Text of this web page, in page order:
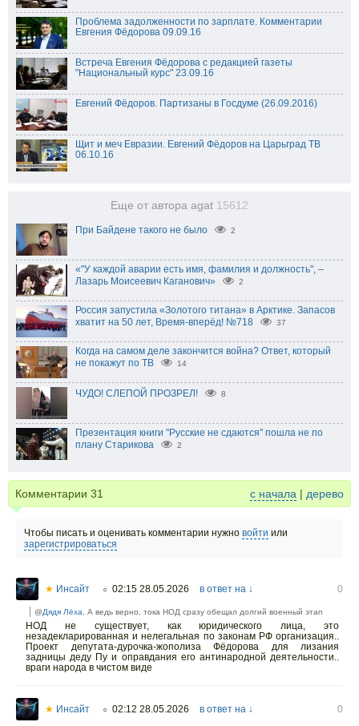
Проблема задолженности по зарплате. Комментарии
Евгения Фёдорова 09.09.16
Встреча Евгения Фёдорова с редакцией газеты
"Национальный курс" 23.09.16
Евгений Фёдоров. Партизаны в Госдуме (26.09.2016)
Щит и меч Евразии. Евгений Фёдоров на Царьград ТВ
06.10.16
Еще от автора agat 15612
При Байдене такого не было 2
«"У каждой аварии есть имя, фамилия и должность", –
Лазарь Моисеевич Каганович»
2
Россия запустила «Золотого титана» в Арктике. Запасов
хватит на 50 лет, Время-вперёд! №718
37
Когда на самом деле закончится война? Ответ, который
не покажут по ТВ
14
ЧУДО! СЛЕПОЙ ПРОЗРЕЛ! 8
Презентация книги "Русские не сдаются" пошла не по
плану Старикова
2
Комментарии 31 с начала | дерево
Чтобы писать и оценивать комментарии нужно войти или
зарегистрироваться
★ Инсайт ○ 02:15 28.05.2026 в ответ на ↓ 0
@Дядя Лёха , А ведь верно, тока НОД сразу обещал долгий военный этап
НОД не существует, как юридического лица, это
незадекларированная и нелегальная по законам РФ организация..
Проект депутата-дурочка-жополиза Фёдорова для лизания
задницы деду Пу и оправдания его антинародной деятельности..
враги народа в чистом виде
★ Инсайт ○ 02:12 28.05.2026 в ответ на ↓ 0